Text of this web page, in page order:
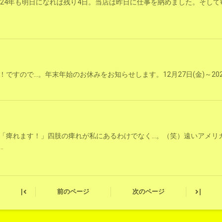
年も明日になれば残り4日。当店は昨日に仕事を納めました。そし
ですので…。年末年始のお休みをお知らせします。12月27日(金)～
痺れます！」四肢の痺れが私にあるわけでなく…。（笑）遠いアメリ
前のページ 次のページ